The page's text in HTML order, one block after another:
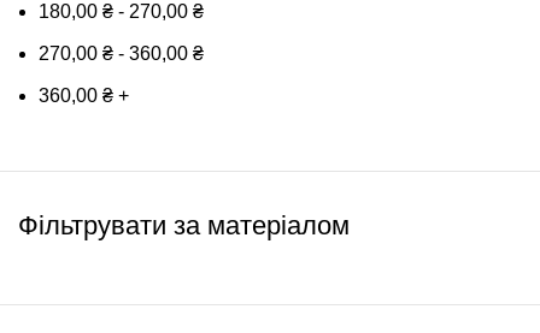
180,00 ₴ - 270,00 ₴
270,00 ₴ - 360,00 ₴
360,00 ₴ +
Фільтрувати за матеріалом